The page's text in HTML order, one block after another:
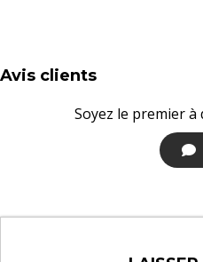
Avis clients
Soyez le premier